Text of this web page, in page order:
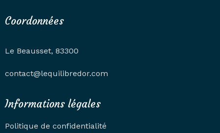
Coordonnées
Le Beausset, 83300
contact@lequilibredor.com
Informations légales
Politique de confidentialité